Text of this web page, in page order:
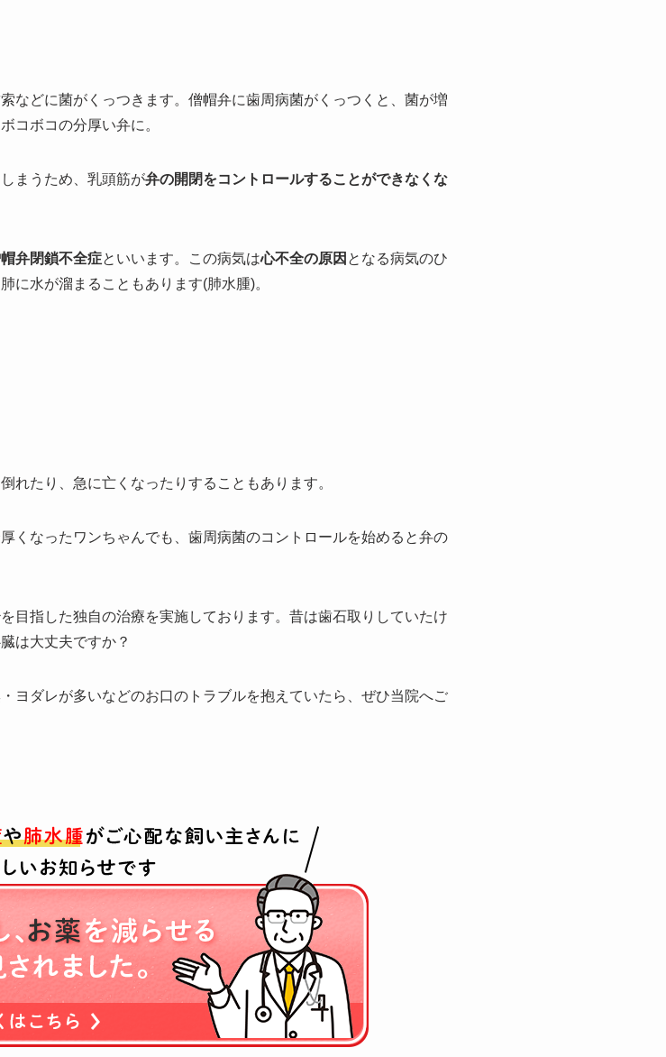
などに菌がくっつきます。僧帽弁に歯周病菌がくっつくと、菌が増
コボコの分厚い弁に。
まうため、乳頭筋が弁の開閉をコントロールすることができなくな
弁閉鎖不全症といいます。この病気は心不全の原因 となる病気のひ
に水が溜まることもあります(肺水腫)。
れたり、急に亡くなったりすることもあります。
くなったワンちゃんでも、歯周病菌のコントロールを始めると弁の
目指した独自の治療を実施しております。昔は歯石取りしていたけ
は大丈夫ですか？
ヨダレが多いなどのお口のトラブルを抱えていたら、ぜひ当院へご